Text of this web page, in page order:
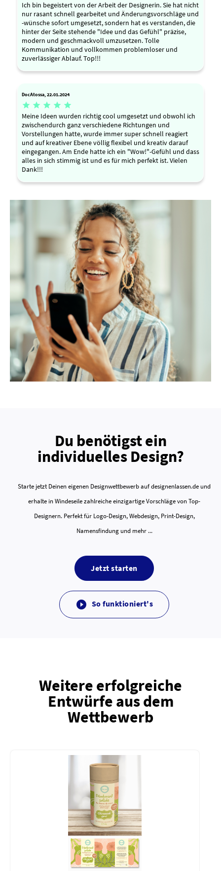
Ich bin begeistert von der Arbeit der Designerin. Sie hat nicht
nur rasant schnell gearbeitet und Änderungsvorschläge und
-wünsche sofort umgesetzt, sondern hat es verstanden, die
hinter der Seite stehende "Idee und das Gefühl" präzise,
modern und geschmackvoll umzusetzen. Tolle
Kommunikation und vollkommen problemloser und
zuverlässiger Ablauf. Top!!!
DocAtossa, 22.01.2024
    
Meine Ideen wurden richtig cool umgesetzt und obwohl ich
zwischendurch ganz verschiedene Richtungen und
Vorstellungen hatte, wurde immer super schnell reagiert
und auf kreativer Ebene völlig flexibel und kreativ darauf
eingegangen. Am Ende hatte ich ein "Wow!"-Gefühl und dass
alles in sich stimmig ist und es für mich perfekt ist. Vielen
Dank!!!
Du benötigst ein
individuelles Design?
Starte jetzt Deinen eigenen Designwettbewerb auf designenlassen.de und
erhalte in Windeseile zahlreiche einzigartige Vorschläge von Top-
Designern. Perfekt für Logo-Design, Webdesign, Print-Design,
Namensfindung und mehr ...
Jetzt starten
 So funktioniert's
Weitere erfolgreiche
Entwürfe aus dem
Wettbewerb